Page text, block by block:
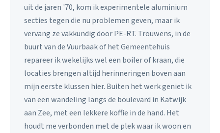
uit de jaren '70, kom ik experimentele aluminium
secties tegen die nu problemen geven, maar ik
vervang ze vakkundig door PE-RT. Trouwens, in de
buurt van de Vuurbaak of het Gemeentehuis
repareer ik wekelijks wel een boiler of kraan, die
locaties brengen altijd herinneringen boven aan
mijn eerste klussen hier. Buiten het werk geniet ik
van een wandeling langs de boulevard in Katwijk
aan Zee, met een lekkere koffie in de hand. Het
houdt me verbonden met de plek waar ik woon en